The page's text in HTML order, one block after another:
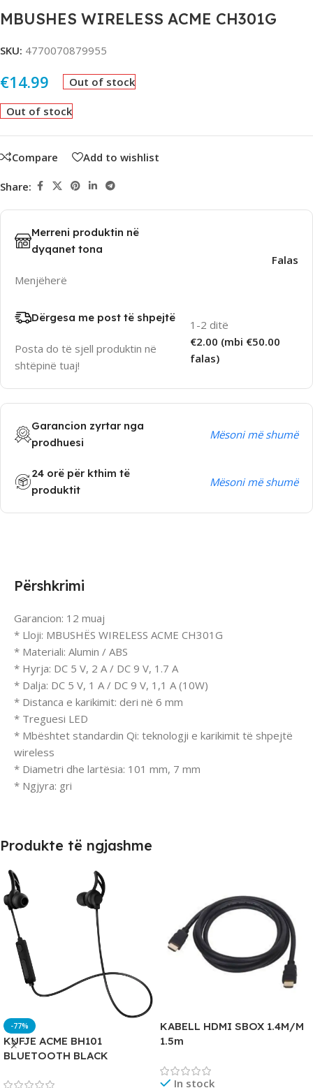
MBUSHES WIRELESS ACME CH301G
SKU: 4770070879955
€14.99 Out of stock
Out of stock
Compare Add to wishlist
Share:
Merreni produktin në
dyqanet tona
Menjëherë
Falas
Dërgesa me post të shpejtë
Posta do të sjell produktin në
shtëpinë tuaj!
1-2 ditë
€2.00 (mbi €50.00
falas)
Garancion zyrtar nga
prodhuesi
Mësoni më shumë
24 orë për kthim të
produktit
Mësoni më shumë
Përshkrimi
Garancion: 12 muaj
* Lloji: MBUSHËS WIRELESS ACME CH301G
* Materiali: Alumin / ABS
* Hyrja: DC 5 V, 2 A / DC 9 V, 1.7 A
* Dalja: DC 5 V, 1 A / DC 9 V, 1,1 A (10W)
* Distanca e karikimit: deri në 6 mm
* Treguesi LED
* Mbështet standardin Qi: teknologji e karikimit të shpejtë
wireless
* Diametri dhe lartësia: 101 mm, 7 mm
* Ngjyra: gri
Produkte të ngjashme
-77%
KUFJE ACME BH101
BLUETOOTH BLACK
KABELL HDMI SBOX 1.4M/M
1.5m
In stock